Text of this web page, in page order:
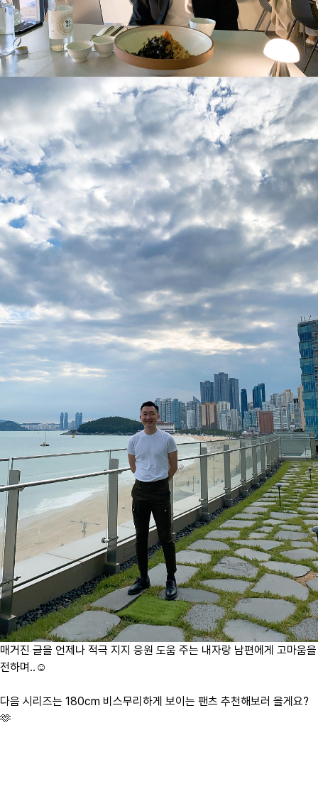
매거진 글을 언제나 적극 지지 응원 도움 주는 내자랑 남편에게 고마움을
전하며..☺️
다음 시리즈는 180cm 비스무리하게 보이는 팬츠 추천해보러 올게요?
🫶